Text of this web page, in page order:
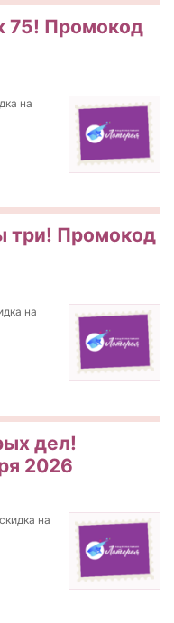
75! Промокод
на
три! Промокод
на
дел!
2026
на